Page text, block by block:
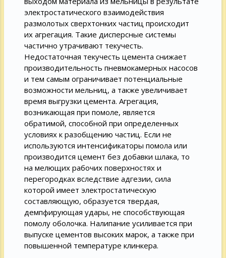
электростатического взаимодействия
размолотых сверхтонких частиц происходит
их агрегация. Такие дисперсные системы
частично утрачивают текучесть.
Недостаточная текучесть цемента снижает
производительность пневмокамерных насосов
и тем самым ограничивает потенциальные
возможности мельниц, а также увеличивает
время выгрузки цемента. Агрегация,
возникающая при помоле, является
обратимой, способной при определенных
условиях к разобщению частиц. Если не
используются интенсификаторы помола или
производится цемент без добавки шлака, то
на мелющих рабочих поверхностях и
перегородках вследствие адгезии, сила
которой имеет электростатическую
составляющую, образуется твердая,
демпфирующая удары, не способствующая
помолу оболочка. Налипание усиливается при
выпуске цементов высоких марок, а также при
повышенной температуре клинкера.